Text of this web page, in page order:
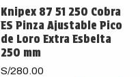
Knipex 87 51 250 Cobra
ES Pinza Ajustable Pico
de Loro Extra Esbelta
250 mm
S/280.00